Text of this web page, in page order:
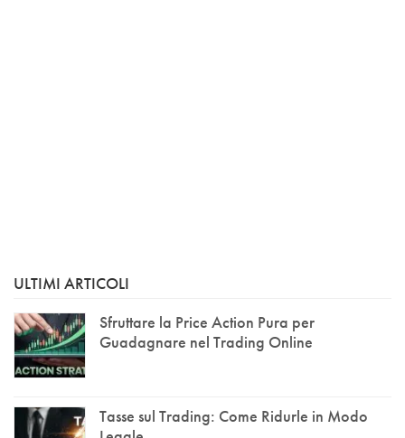
ULTIMI ARTICOLI
Sfruttare la Price Action Pura per
Guadagnare nel Trading Online
Tasse sul Trading: Come Ridurle in Modo